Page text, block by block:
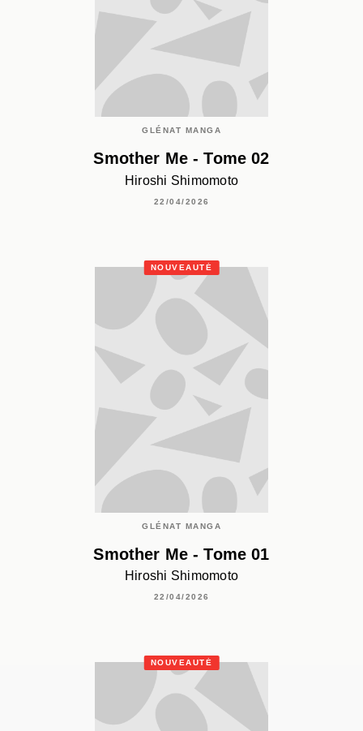
GLÉNAT MANGA
Smother Me - Tome 02
Hiroshi Shimomoto
22/04/2026
NOUVEAUTÉ
GLÉNAT MANGA
Smother Me - Tome 01
Hiroshi Shimomoto
22/04/2026
NOUVEAUTÉ